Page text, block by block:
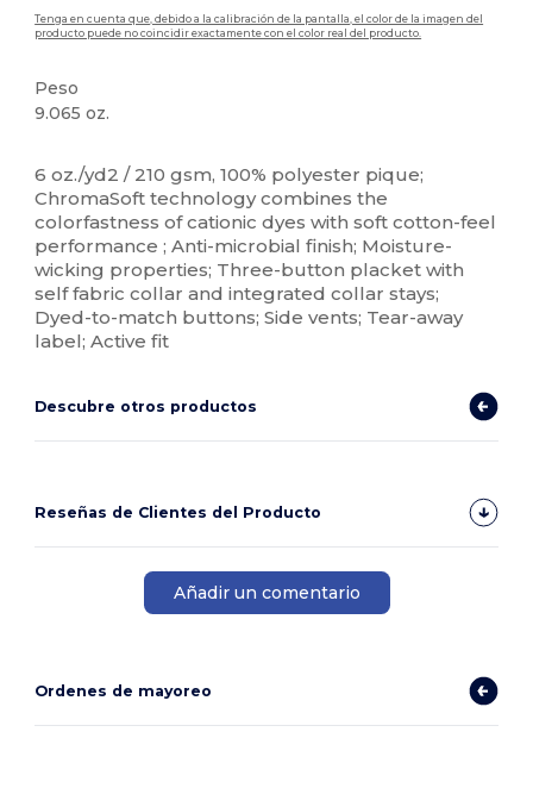
Tenga en cuenta que, debido a la calibración de la pantalla, el color de la imagen del
producto puede no coincidir exactamente con el color real del producto.
Peso
9.065 oz.
6 oz./yd2 / 210 gsm, 100% polyester pique;
ChromaSoft technology combines the
colorfastness of cationic dyes with soft cotton-feel
performance ; Anti-microbial finish; Moisture-
wicking properties; Three-button placket with
self fabric collar and integrated collar stays;
Dyed-to-match buttons; Side vents; Tear-away
label; Active fit
Descubre otros productos
Reseñas de Clientes del Producto
Añadir un comentario
Ordenes de mayoreo